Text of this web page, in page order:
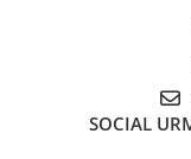
SOCIAL